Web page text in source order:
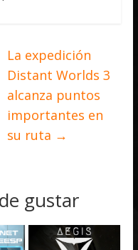
La expedición
Distant Worlds 3
alcanza puntos
importantes en
su ruta →
gustar